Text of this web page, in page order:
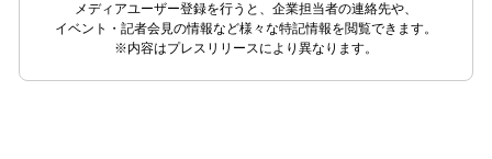
メディアユーザー登録を行うと、企業担当者の連絡先や、
イベント・記者会見の情報など様々な特記情報を閲覧できます。
※内容はプレスリリースにより異なります。